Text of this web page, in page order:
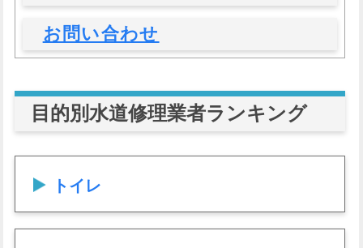
お問い合わせ
目的別水道修理業者ランキング
トイレ